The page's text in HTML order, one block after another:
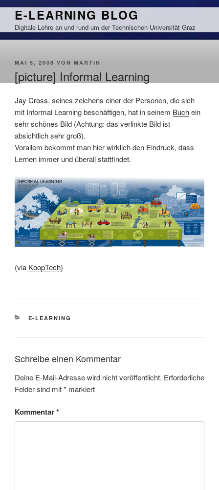
Zum
springen
E-LEARNING BLOG
Digitale Lehre an und rund um der Technischen Universität Graz
VERÖFFENTLICHT
MAI 5, 2008 VON MARTIN
[picture] Informal Learning
Jay Cross, seines zeichens einer der Personen, die sich
mit Informal Learning beschäftigen, hat in seinem Buchein
sehr schönes Bild (Achtung: das verlinkte Bild ist
absichtlich sehr groß).
Vorallem bekommt man hier wirklich den Eindruck, dass
Lernen immer und überall stattfindet.
(via KoopTech)
KATEGORIEN
E-LEARNING
Schreibe einen Kommentar
Deine E-Mail-Adresse wird nicht veröffentlicht. Erforderliche
Felder sind mit* markiert
Kommentar*